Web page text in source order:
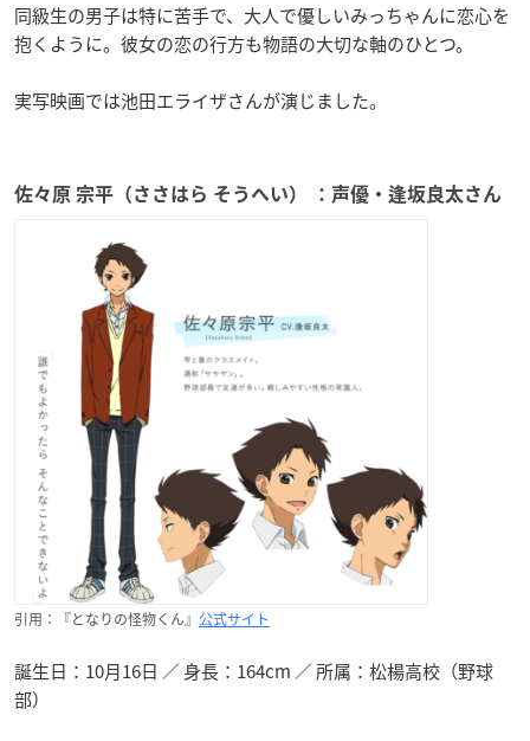
同級生の男子は特に苦手で、大人で優しいみっちゃんに恋心を
抱くように。彼女の恋の行方も物語の大切な軸のひとつ。
実写映画では池田エライザさんが演じました。
佐々原 宗平（ささはら そうへい） ：声優・逢坂良太さん
引用：『となりの怪物くん』 公式サイト
誕生日：10月16日 ／ 身長：164cm ／ 所属：松楊高校（野球
部）